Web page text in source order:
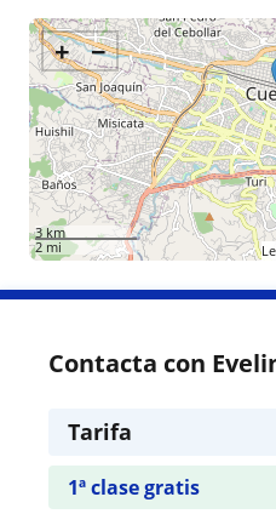
+ −
3 km
2 mi
Contacta con
Tarifa
1ª clase gratis